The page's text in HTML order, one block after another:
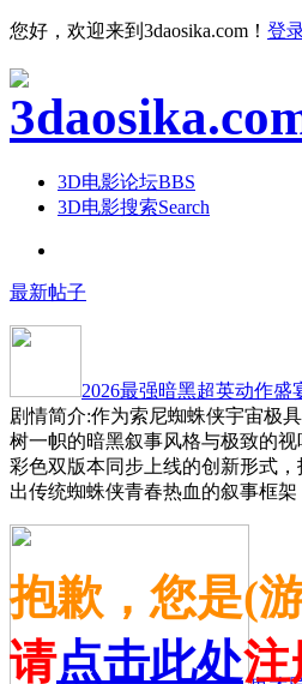
您好，欢迎来到3daosika.com！ 登
3D电影论坛BBS
3D电影搜索Search
最新帖子
2026最强暗黑超英动作盛
剧情简介:作为索尼蜘蛛侠宇宙极
树一帜的暗黑叙事风格与极致的
彩色双版本同步上线的创新形式
出传统蜘蛛侠青春热血的叙事框架
抱歉，您是(
请点击此处注